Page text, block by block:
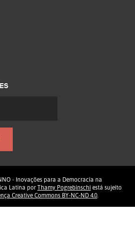
- Inovações para a Democracia na
Latina por Thamy Pogrebinschi está sujeito
Creative Commons BY-NC-ND 4.0.